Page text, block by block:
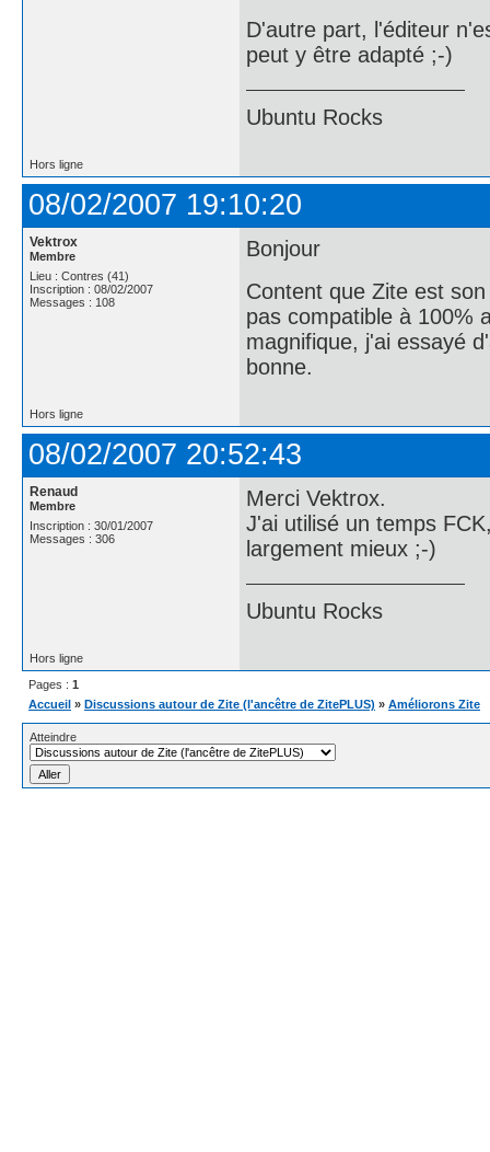
D'autre part, l'éditeur
peut y être adapté ;-)
Ubuntu Rocks
Hors ligne
08/02/2007 19:10:20
Vektrox
Membre
Lieu : Contres (41)
Inscription : 08/02/2007
Messages : 108
Bonjour
Content que Zite est
pas compatible à 100%
magnifique, j'ai essayé
bonne.
Hors ligne
08/02/2007 20:52:43
Renaud
Membre
Inscription : 30/01/2007
Messages : 306
Merci Vektrox.
J'ai utilisé un temps
largement mieux ;-)
Ubuntu Rocks
Hors ligne
Pages : 1
Accueil » Discussions autour de Zite (l'ancêtre de ZitePLUS) » Améliorons Zite
Atteindre